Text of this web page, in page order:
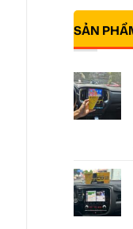
để
ở
ở
SẢN